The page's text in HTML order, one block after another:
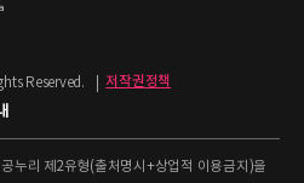
Reserved.
저작권정책
누리 제2유형(출처명시+상업적 이용금지)을